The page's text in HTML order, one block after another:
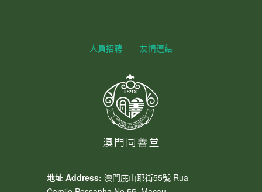
人員招聘 友情連結
地址 Address: 澳門庇山耶街55號 Rua